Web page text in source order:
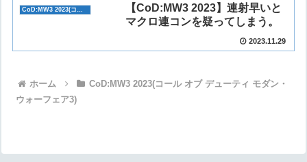
CoD:MW3 2023(コール オブ デューティ モダン・ウォーフェア3)
【CoD:MW3 2023】連射早いと
マクロ連コンを疑ってしまう。
2023.11.29
ホーム
CoD:MW3 2023(コール オブ デューティ モダン・
ウォーフェア3)